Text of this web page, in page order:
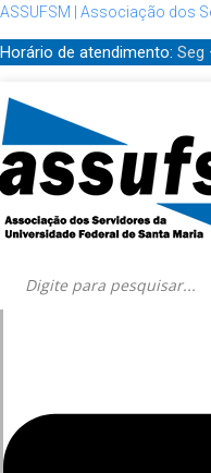
ASSUFSM | Associação dos
Horário de atendimento: Seg